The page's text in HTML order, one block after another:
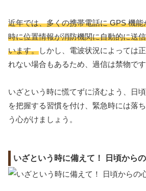
近年では、多くの携帯電話に GPS 機
時に位置情報が消防機関に自動的に送
います。しかし、電波状況によっては
れない場合もあるため、過信は禁物です
いざという時に慌てずに済むよう、日
を把握する習慣を付け、緊急時には落
う心がけましょう。
いざという時に備えて！ 日頃から